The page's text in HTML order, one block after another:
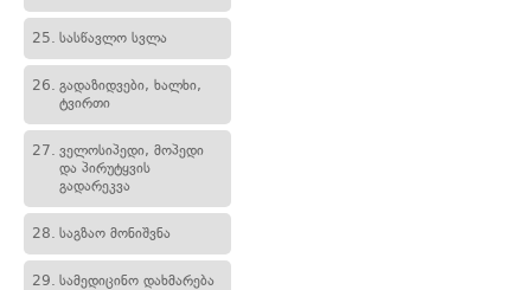
25. სასწავლო სვლა
26. გადაზიდვები, ხალხი,
ტვირთი
27. ველოსიპედი, მოპედი
და პირუტყვის
გადარეკვა
28. საგზაო მონიშვნა
29. სამედიცინო დახმარება